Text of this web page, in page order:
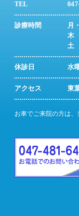
TEL
診療時間 月
木
土
休診日 水
アクセス 東
お車でご来院の方は